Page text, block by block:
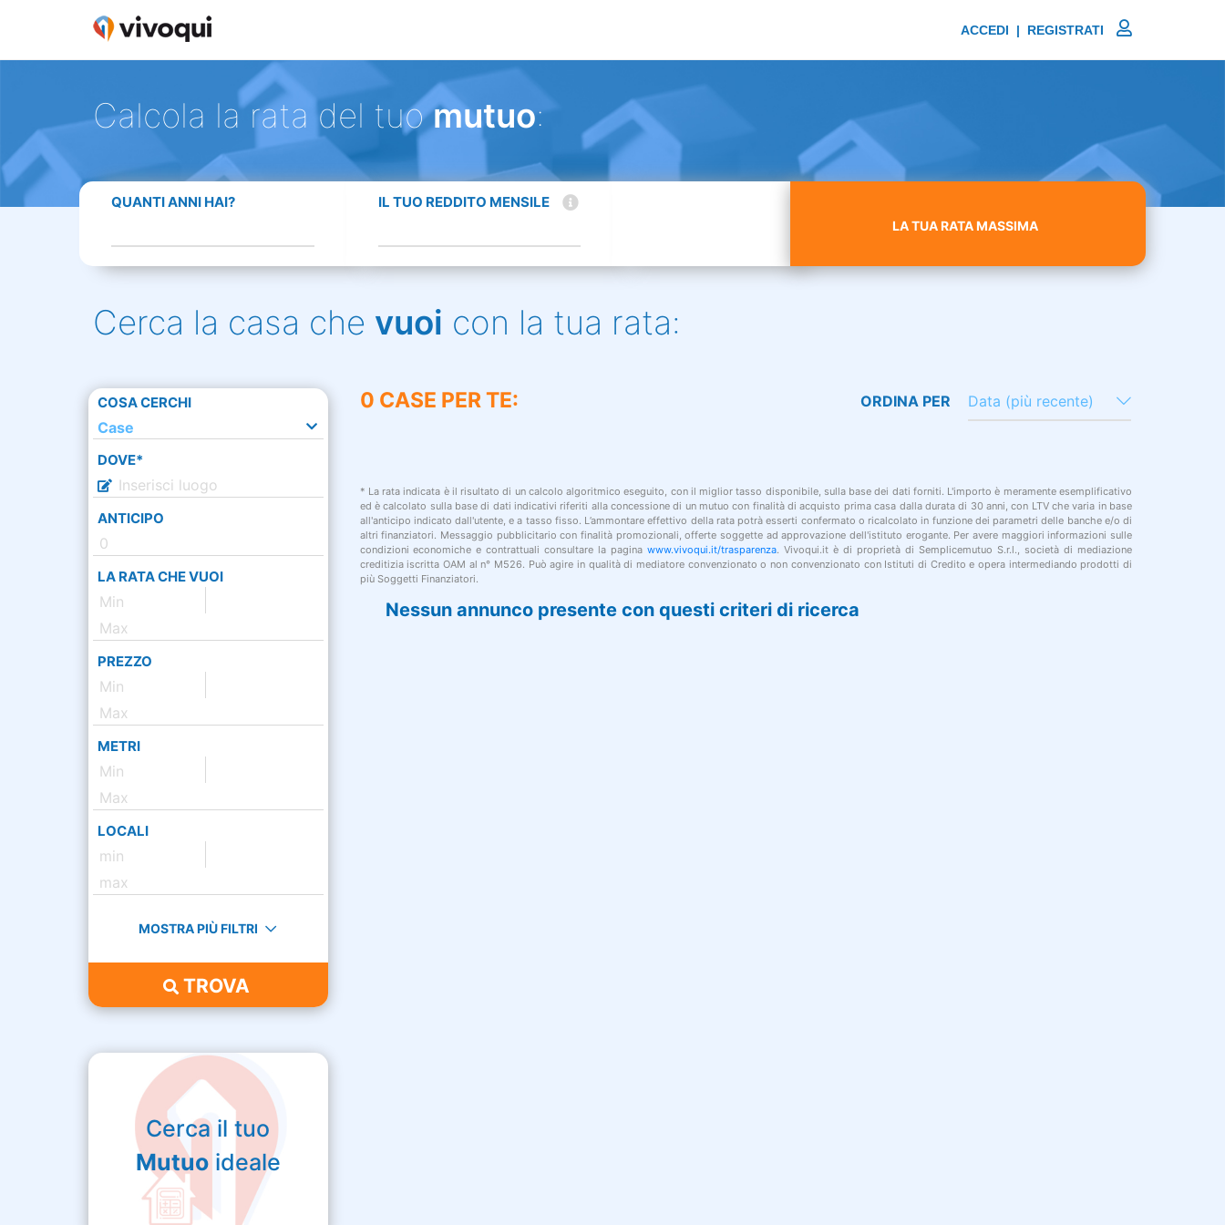
ACCEDI | REGISTRATI
Calcola la rata del tuomutuo:
QUANTI ANNI HAI? IL TUO REDDITO MENSILE
LA TUA RATA MASSIMA
Cerca la casa che vuoi con la tua rata:
Nessun annunco presente con questi criteri di ricerca
COSA CERCHI
Case
DOVE*
ANTICIPO
LA RATA CHE VUOI
PREZZO
METRI
LOCALI
MOSTRA PIÙ FILTRI
TROVA
Cerca il tuo
Mutuoideale
0 CASE PER TE: ORDINA PER Data (più recente)
* La rata indicata è il risultato di un calcolo algoritmico eseguito, con il miglior tasso disponibile, sulla base dei dati forniti. L'importo è meramente esemplificativo
ed è calcolato sulla base di dati indicativi riferiti alla concessione di un mutuo con finalità di acquisto prima casa dalla durata di 30 anni, con LTV che varia in base
all'anticipo indicato dall'utente, e a tasso fisso. L’ammontare effettivo della rata potrà esserti confermato o ricalcolato in funzione dei parametri delle banche e/o di
altri finanziatori. Messaggio pubblicitario con finalità promozionali, offerte soggette ad approvazione dell'istituto erogante. Per avere maggiori informazioni sulle
condizioni economiche e contrattuali consultare la paginawww.vivoqui.it/trasparenza. Vivoqui.it è di proprietà di Semplicemutuo S.r.l., società di mediazione
creditizia iscritta OAM al n° M526. Può agire in qualità di mediatore convenzionato o non convenzionato con Istituti di Credito e opera intermediando prodotti di
più Soggetti Finanziatori.